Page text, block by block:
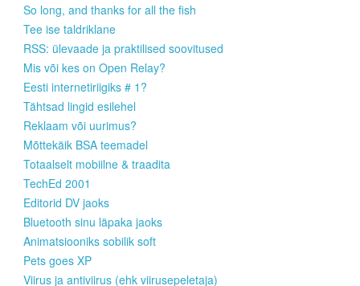
So long, and thanks for all the fish
Tee ise taldriklane
RSS: ülevaade ja praktilised soovitused
Mis või kes on Open Relay?
Eesti internetiriigiks # 1?
Tähtsad lingid esilehel
Reklaam või uurimus?
Mõttekäik BSA teemadel
Totaalselt mobiilne & traadita
TechEd 2001
Editorid DV jaoks
Bluetooth sinu läpaka jaoks
Animatsiooniks sobilik soft
Pets goes XP
Viirus ja antiviirus (ehk viirusepeletaja)